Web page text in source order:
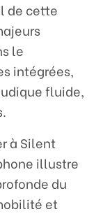
de cette
le
intégrées,
fluide,
à Silent
illustre
du
et